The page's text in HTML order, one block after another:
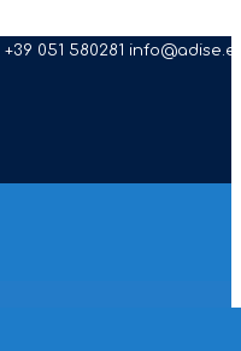
+39 051 580281